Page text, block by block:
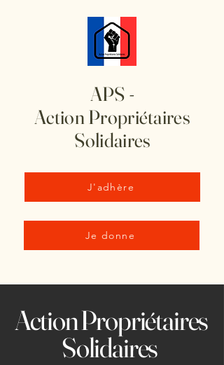
APS -
Action Propriétaires
Solidaires
J'adhère
Je donne
Action Propriétaires
Solidaires